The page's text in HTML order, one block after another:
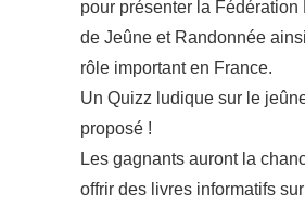
pour présenter la Fédération
de Jeûne et Randonnée
rôle important en France.
Un Quizz ludique sur le
proposé !
Les gagnants auront la
offrir des livres informatifs